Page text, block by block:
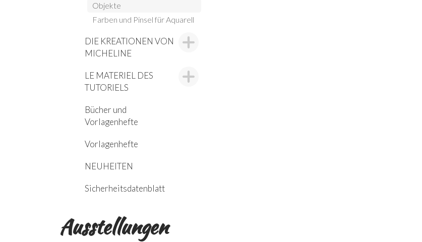
Objekte
Farben und Pinsel für Aquarell
DIE KREATIONEN VON
MICHELINE
LE MATERIEL DES
TUTORIELS
Bücher und
Vorlagenhefte
Vorlagenhefte
NEUHEITEN
Sicherheitsdatenblatt
Ausstellungen